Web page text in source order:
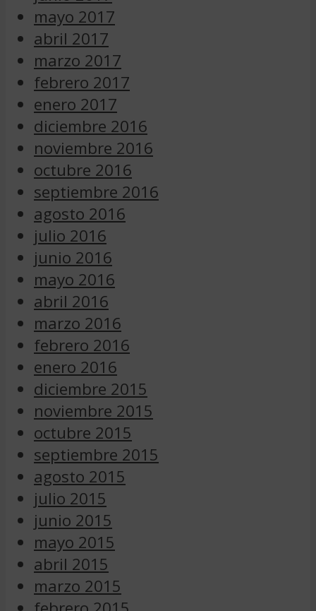
mayo 2017
abril 2017
marzo 2017
febrero 2017
enero 2017
diciembre 2016
noviembre 2016
octubre 2016
septiembre 2016
agosto 2016
julio 2016
junio 2016
mayo 2016
abril 2016
marzo 2016
febrero 2016
enero 2016
diciembre 2015
noviembre 2015
octubre 2015
septiembre 2015
agosto 2015
julio 2015
junio 2015
mayo 2015
abril 2015
marzo 2015